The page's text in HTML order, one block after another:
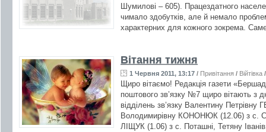
Шумилові – 605). Працездатного
чимало здобутків, але й немало
характерних для кожного зокрема.
Вітання тижня
1 Червня 2011, 13:17 / Привітання / Війтівка
Щиро вітаємо! Редакція газети
поштового зв’язку №7 щиро вітають з
відділень зв’язку Валентину Петрівну
Володимирівну КОНОНЮК (12.06) з с.
ЛІЩУК (1.06) з с. Поташні, Тетяну